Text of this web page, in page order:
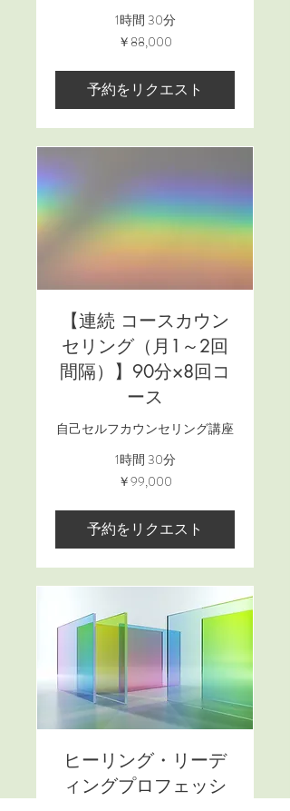
1時間 30分
￥88,000
予約をリクエスト
【連続 コースカウン
セリング（月1～2回
間隔）】90分×8回コ
ース
自己セルフカウンセリング講座
1時間 30分
￥99,000
予約をリクエスト
ヒーリング・リーデ
ィングプロフェッシ